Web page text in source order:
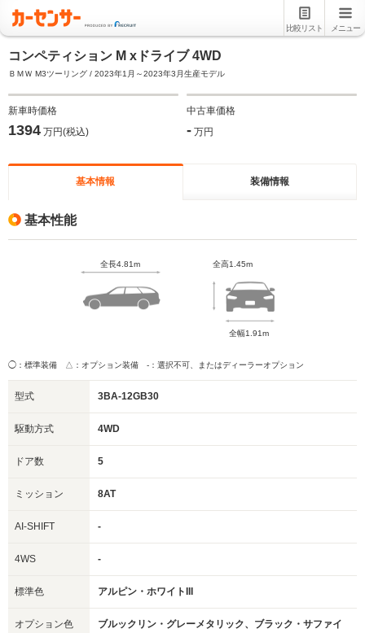
比較リスト メニュー
コンペティション M xドライブ 4WD
ＢＭＷ M3ツーリング / 2023年1月～2023年3月生産モデル
新車時価格
1394 万円(税込)
中古車価格
- 万円
基本情報 装備情報
基本性能
全長4.81m 全高1.45m
全幅1.91m
◯：標準装備 △：オプション装備 -：選択不可、またはディーラーオプション
型式 3BA-12GB30
駆動方式 4WD
ドア数 5
ミッション 8AT
AI-SHIFT -
4WS -
標準色 アルピン・ホワイトIII
オプション色
ブルックリン・グレーメタリック、ブラック・サファイ